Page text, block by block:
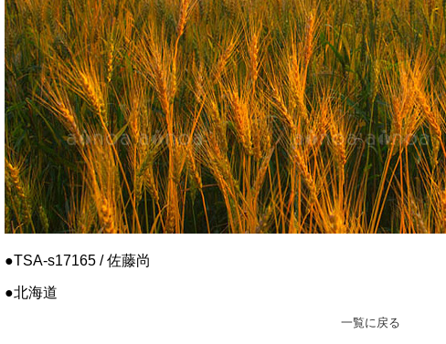
TSA-s17165 / 佐藤尚
北海道
一覧に戻る